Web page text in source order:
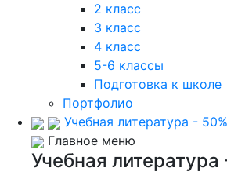
2 класс
3 класс
4 класс
5-6 классы
Подготовка к школе
Портфолио
Учебная литература -
Главное меню
Учебная литература